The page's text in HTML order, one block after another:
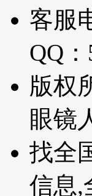
客服
QQ
版权
眼镜
找全
信息,